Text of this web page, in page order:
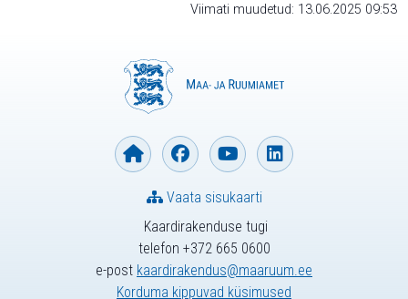
Viimati muudetud: 13.06.2025 09:53
Kaardirakenduse tugi
telefon +372 665 0600
e-post kaardirakendus@maaruum.ee
Korduma kippuvad küsimused
Vaata sisukaarti